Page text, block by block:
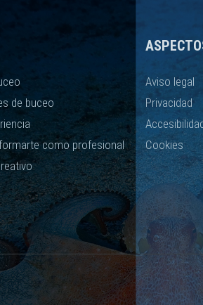
de buceo
como profesional
Aviso legal
Privacidad
Cookies